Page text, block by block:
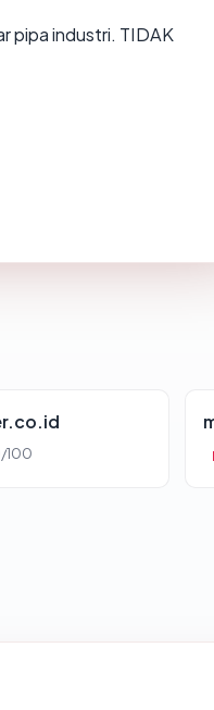
pipa industri. TIDAK
100